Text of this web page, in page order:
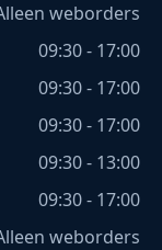
weborders
09:30 - 17:00
09:30 - 17:00
09:30 - 17:00
09:30 - 13:00
09:30 - 17:00
weborders